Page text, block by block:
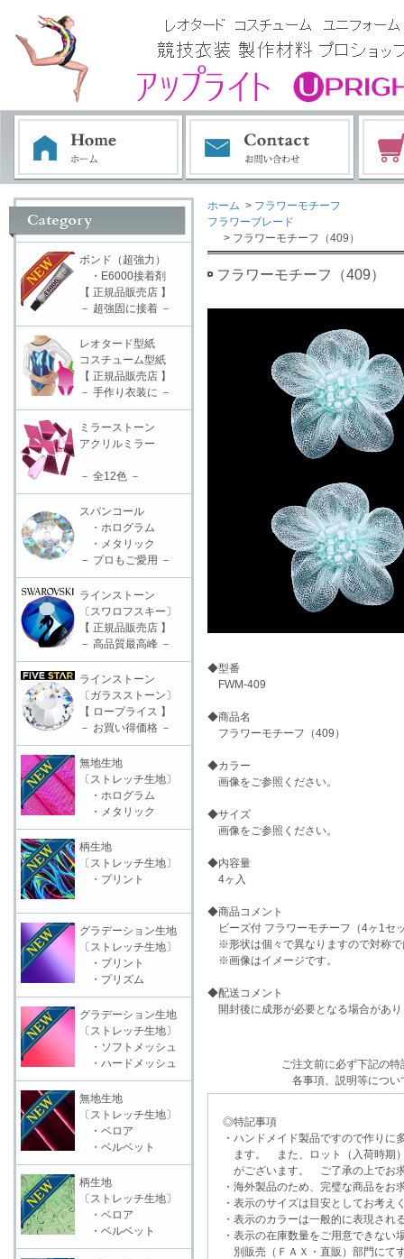
ホーム > フラワーモチーフ
フラワーブレード
> フラワーモチーフ（409）
フラワーモチーフ（409）
◆型番
FWM-409
◆商品名
フラワーモチーフ（409）
◆カラー
画像をご参照ください。
◆サイズ
画像をご参照ください。
◆内容量
4ヶ入
◆商品コメント
ビーズ付 フラワーモチーフ（4ヶ1セ
※形状は個々で異なりますので対称で
※画像はイメージです。
◆配送コメント
開封後に成形が必要となる場合があり
ご注文前に必ず下記の
各事項、説明等につい
◎特記事項
・ハンドメイド製品ですので作りに
ます。 また、ロット（入荷時期）
がございます。 ご了承の上でお求
・海外製品のため、完璧な商品をお
・表示のサイズは目安としてお考え
・表示のカラーは一般的に表現され
・表示の在庫数量をご用意できな
別販売（ＦＡＸ・直販）部門にて
ボンド（超強力）
・E6000接着剤
【 正規品販売店 】
－ 超強固に接着 －
レオタード型紙
コスチューム型紙
【 正規品販売店 】
－ 手作り衣装に －
ミラーストーン
アクリルミラー
－ 全12色 －
スパンコール
・ホログラム
・メタリック
－ プロもご愛用 －
ラインストーン
〔スワロフスキー〕
【 正規品販売店 】
－ 高品質最高峰 －
ラインストーン
〔ガラスストーン〕
【 ロープライス 】
－ お買い得価格 －
無地生地
〔ストレッチ生地〕
・ホログラム
・メタリック
柄生地
〔ストレッチ生地〕
・プリント
グラデーション生地
〔ストレッチ生地〕
・プリント
・プリズム
グラデーション生地
〔ストレッチ生地〕
・ソフトメッシュ
・ハードメッシュ
無地生地
〔ストレッチ生地〕
・ベロア
・ベルベット
柄生地
〔ストレッチ生地〕
・ベロア
・ベルベット